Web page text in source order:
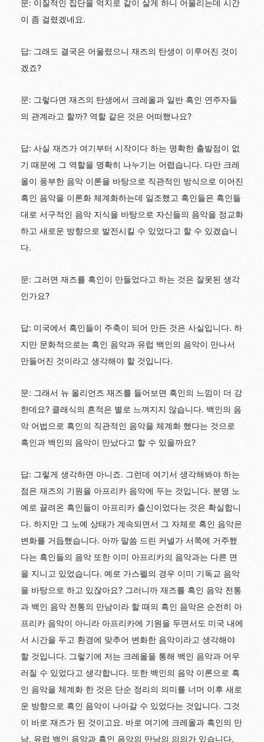
문: 이질적인 집단을 억지로 같이 살게 하니 어울리는데 시간
이 좀 걸렸겠네요.
답: 그래도 결국은 어울렸으니 재즈의 탄생이 이루어진 것이
겠죠?
문: 그렇다면 재즈의 탄생에서 크레올과 일반 흑인 연주자들
의 관계라고 할까? 역할 같은 것은 어떠했나요?
답: 사실 재즈가 여기부터 시작이다 하는 명확한 출발점이 없
기 때문에 그 역할을 명확히 나누기는 어렵습니다. 다만 크레
올이 풍부한 음악 이론을 바탕으로 직관적인 방식으로 이어진
흑인 음악을 이론화 체계화하는데 일조했고 흑인들은 흑인들
대로 서구적인 음악 지식을 바탕으로 자신들의 음악을 정교화
하고 새로운 방향으로 발전시킬 수 있었다고 할 수 있겠습니
다.
문: 그러면 재즈를 흑인이 만들었다고 하는 것은 잘못된 생각
인가요?
답: 미국에서 흑인들이 주축이 되어 만든 것은 사실입니다. 하
지만 문화적으로는 흑인 음악과 유럽 백인의 음악이 만나서
만들어진 것이라고 생각해야 할 것입니다.
문: 그래서 뉴 올리언즈 재즈를 들어보면 흑인의 느낌이 더 강
한데요? 클래식의 흔적은 별로 느껴지지 않습니다. 백인의 음
악 어법으로 흑인의 직관적인 음악을 체계화 했다는 것으로
흑인과 백인의 음악이 만났다고 할 수 있을까요?
답: 그렇게 생각하면 아니죠. 그런데 여기서 생각해봐야 하는
점은 재즈의 기원을 아프리카 음악에 두는 것입니다. 분명 노
예로 끌려온 흑인들이 아프리카 출신이었다는 것은 확실합니
다. 하지만 그 노예 상태가 계속되면서 그 자체로 흑인 음악은
변화를 거듭했습니다. 아까 말씀 드린 커넬가 서쪽에 거주했
다는 흑인들의 음악 또한 이미 아프리카의 음악과는 다른 면
을 지니고 있었습니다. 예로 가스펠의 경우 이미 기독교 음악
을 바탕으로 하고 있잖아요? 그러니까 재즈를 흑인 음악 전통
과 백인 음악 전통의 만남이라 할 때의 흑인 음악은 순전히 아
프리카 음악이 아니라 아프리카에 기원을 두면서도 미국 내에
서 시간을 두고 환경에 맞추어 변화한 음악이라고 생각해야
할 것입니다. 그렇기에 저는 크레올을 통해 백인 음악과 어우
러질 수 있었다고 생각합니다. 또한 백인의 음악 이론으로 흑
인 음악을 체계화 한 것은 단순 정리의 의미를 너머 이후 새로
운 방향으로 흑인 음악이 나아갈 수 있었다는 것입니다. 그것
이 바로 재즈가 된 것이고요. 바로 여기에 크레올과 흑인의 만
남, 유럽 백인 음악과 흑인 음악의 만남의 의의가 있습니다.